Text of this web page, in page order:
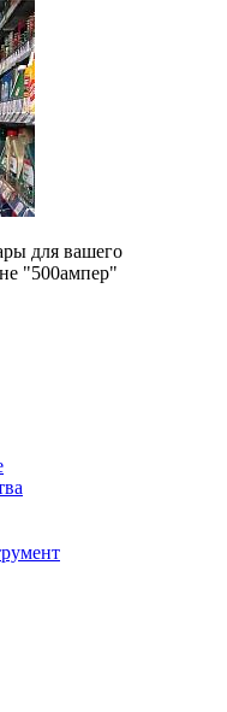
для вашего
"500ампер"